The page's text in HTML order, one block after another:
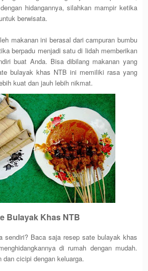
hidangannya, silahkan mampir ketika
berwisata.
makanan ini berasal dari campuran bumbu
berpadu menjadi satu di lidah memberikan
buat Anda. Bisa dibilang makanan yang
bulayak khas NTB ini memiliki rasa yang
kuat dan jauh lebih nikmat.
Bulayak Khas NTB
sendiri? Baca saja resep sate bulayak khas
di rumah dengan mudah.
cicipi dengan keluarga.